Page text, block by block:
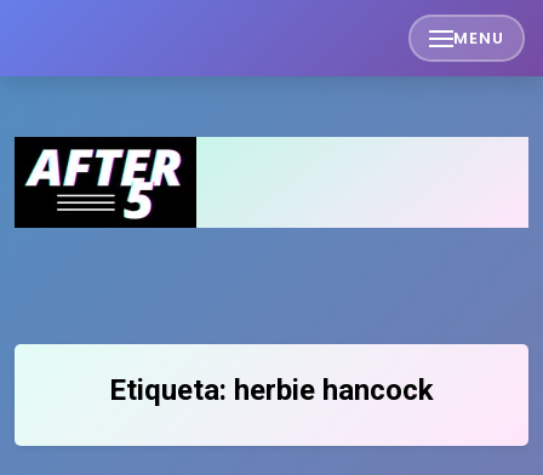
content
MENU
Etiqueta: herbie hancock